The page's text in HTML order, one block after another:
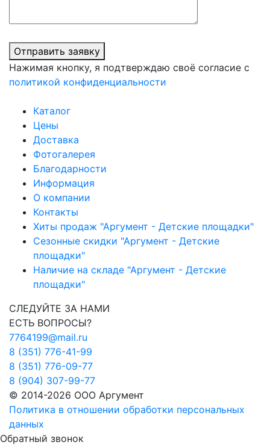
Отправить заявку
Нажимая кнопку, я подтверждаю своё согласие с
политикой конфиденциальности
Каталог
Цены
Доставка
Фотогалерея
Благодарности
Информация
О компании
Контакты
Хиты продаж "Аргумент - Детские площадки"
Сезонные скидки "Аргумент - Детские
площадки"
Наличие на складе "Аргумент - Детские
площадки"
СЛЕДУЙТЕ ЗА НАМИ
ЕСТЬ ВОПРОСЫ?
7764199@mail.ru
8 (351) 776-41-99
8 (351) 776-09-77
8 (904) 307-99-77
© 2014-2026 ООО Аргумент
Политика в отношении обработки персональных
данных
Обратный звонок